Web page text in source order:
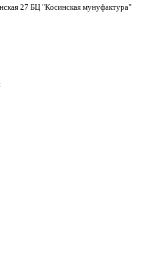
27 БЦ "Косинская мунуфактура"